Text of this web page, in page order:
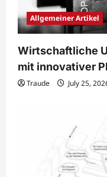
Allgemeiner Artikel
Wirtschaftliche
mit innovativer
Traude July 25,